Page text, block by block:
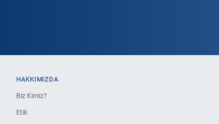
HAKKIMIZDA
Biz Kimiz?
Etik